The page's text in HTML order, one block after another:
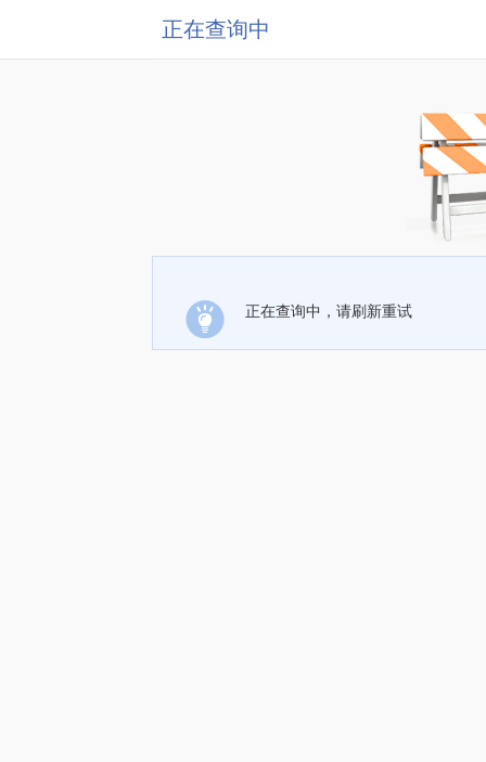
正在查询中
正在查询中，请刷新重试